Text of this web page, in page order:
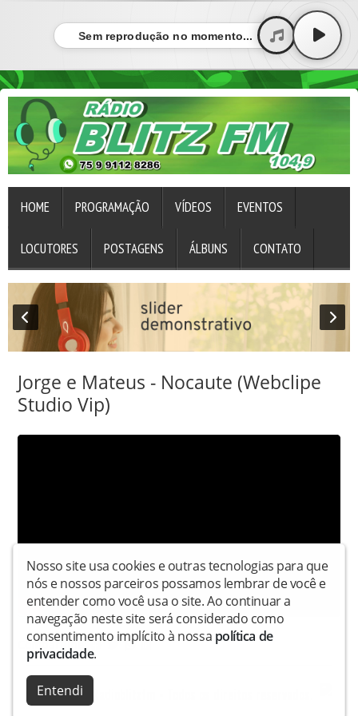
Sem reprodução no momento...
HOME PROGRAMAÇÃO VÍDEOS EVENTOS
LOCUTORES POSTAGENS ÁLBUNS CONTATO
Jorge e Mateus - Nocaute (Webclipe
Studio Vip)
Compartilhe:
Copyright © Radioblitzfm - Todos os direitos reservados.
Nosso site usa cookies e outras tecnologias para que
nós e nossos parceiros possamos lembrar de você e
entender como você usa o site. Ao continuar a
navegação neste site será considerado como
consentimento implícito à nossa política de
privacidade.
Entendi